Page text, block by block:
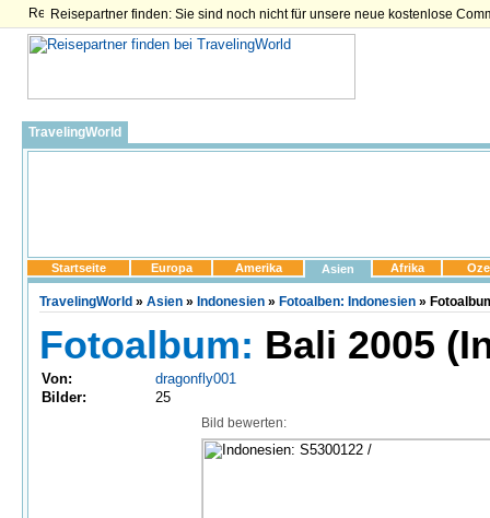
Reisepartner finden: Sie sind noch nicht für unsere neue kostenlose
TravelingWorld
Startseite Europa Amerika Asien Afrika
TravelingWorld » Asien » Indonesien » Fotoalben: Indonesien »
Fotoalbum: Bali 2005
Von:
dragonfly001
Bilder:
25
Bild bewerten: